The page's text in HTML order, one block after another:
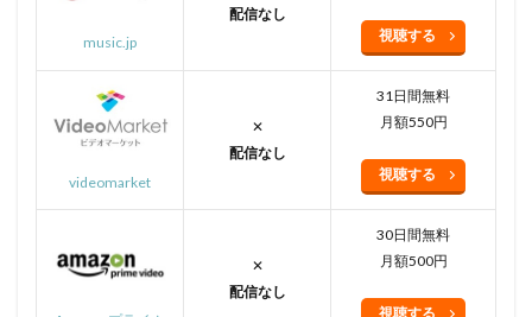
music.jp
配信なし
視聴する
videomarket
✕
配信なし
31日間無料
月額550円
視聴する
✕
配信なし
30日間無料
月額500円
視聴する